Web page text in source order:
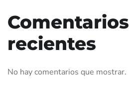
Comentarios
recientes
No hay comentarios que mostrar.